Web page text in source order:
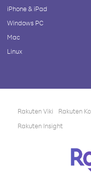
iPhone & iPad
Windows PC
Mac
Linux
Rakuten Viki Rakuten
Rakuten Insight